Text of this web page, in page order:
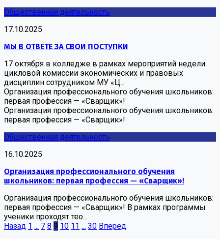
Общественная деятельность
17.10.2025
МЫ В ОТВЕТЕ ЗА СВОИ ПОСТУПКИ
17 октября в колледже в рамках мероприятий недели
цикловой комиссии экономических и правовых
дисциплин сотрудником МУ «Ц...
Организация профессионального обучения школьников:
первая профессия — «Сварщик»!
Организация профессионального обучения школьников:
первая профессия — «Сварщик»!
Общественная деятельность
16.10.2025
Организация профессионального обучения
школьников: первая профессия — «Сварщик»!
Организация профессионального обучения школьников:
первая профессия — «Сварщик»! В рамках программы
ученики проходят тео...
Назад 1 ... 7 8 9 10 11 ... 30 Вперед